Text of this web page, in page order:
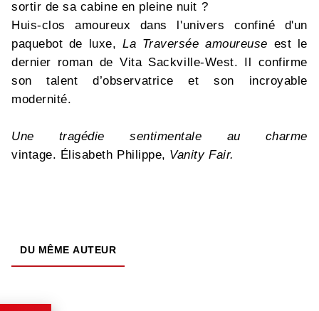
sortir de sa cabine en pleine nuit ?
Huis-clos amoureux dans l'univers confiné d'un
paquebot de luxe, La Traversée amoureuse est le
dernier roman de Vita Sackville-West. Il confirme
son talent d’observatrice et son incroyable
modernité.
Une tragédie sentimentale au charme
vintage. Élisabeth Philippe, Vanity Fair.
DU MÊME AUTEUR